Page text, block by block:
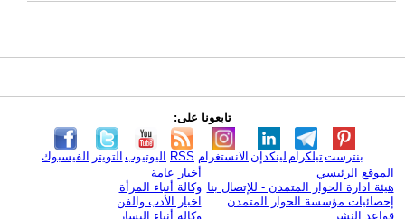
تابعونا على:
الفيسبوك التويتر اليوتيوب RSS الانستغرام لينكدإن تيلكرامبنترست
الموقع الرئيسي
هيئة ادارة الحوار المتمدن - للإتصال بنا
إحصائيات مؤسسة الحوار المتمدن
قواعد النشر
أخبار عامة
وكالة أنباء المرأة
اخبار الأدب والفن
وكالة أنباء اليسار